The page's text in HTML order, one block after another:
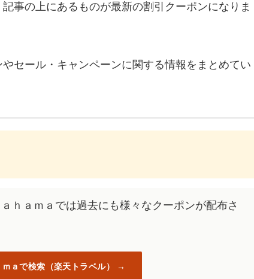
事の上にあるものが最新の割引クーポンになりま
セール・キャンペーンに関する情報をまとめてい
ｈａｍａでは過去にも様々なクーポンが配布さ
ａで検索（楽天トラベル）